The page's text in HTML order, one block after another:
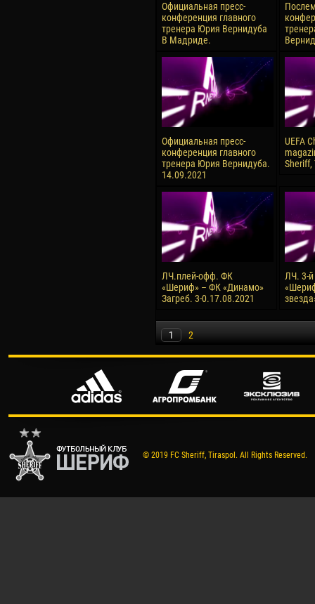
Официальная пресс-
конференция главного
тренера Юрия Вернидуба
В Мадриде.
Официальная пресс-
конференция главного
тренера Юрия Вернидуба.
14.09.2021
UEFA
Sheriff,
ЛЧ.плей-офф. ФК
«Шериф» – ФК «Динамо»
Загреб. 3-0.17.08.2021
ЛЧ. 3-
1 2
© 2019 FC Sheriff, Tiraspol. All Rights Reserved.